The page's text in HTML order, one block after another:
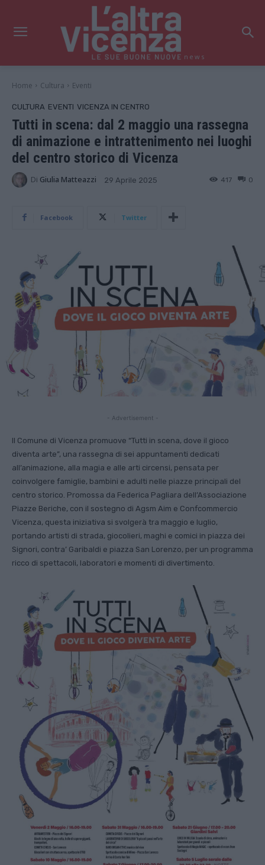
news
Home Cultura Eventi
CULTURA EVENTI VICENZA IN CENTRO
Tutti in scena: dal 2 maggio una rassegna
di animazione e intrattenimento nei luoghi
del centro storico di Vicenza
Di Giulia Matteazzi 29 Aprile 2025 0
417
Facebook Twitter
- Advertisement -
Il Comune di Vicenza promuove “Tutti in scena, dove il gioco
diventa arte”, una rassegna di sei appuntamenti dedicati
all’animazione, alla magia e alle arti circensi, pensata per
coinvolgere famiglie, bambini e adulti nelle piazze principali del
centro storico. Promossa da Federica Pagliara dell’Associazione
Piazze Beriche, con il sostegno di Agsm Aim e Confcommercio
Vicenza, questa iniziativa si svolgerà tra maggio e luglio,
portando artisti di strada, giocolieri, maghi e comici in piazza dei
Signori, contra’ Garibaldi e piazza San Lorenzo, per un programma
ricco di spettacoli, laboratori e momenti di divertimento.